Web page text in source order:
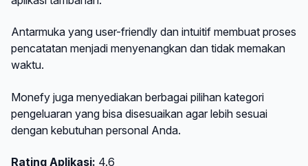
Antarmuka yang user-friendly dan intuitif membuat proses
pencatatan menjadi menyenangkan dan tidak memakan
waktu.
Monefy juga menyediakan berbagai pilihan kategori
pengeluaran yang bisa disesuaikan agar lebih sesuai
dengan kebutuhan personal Anda.
Rating Aplikasi: 4.6